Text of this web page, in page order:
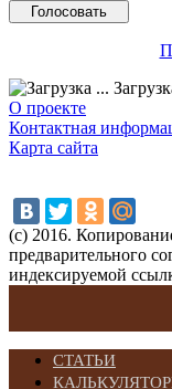
О проекте
Контактная
Карта сайта
(с) 2016.
предварительного
индексируемой
СТАТЬИ